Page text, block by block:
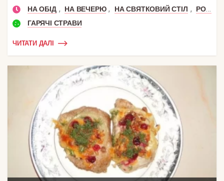
НА ОБІД , НА ВЕЧЕРЮ , НА СВЯТКОВИЙ СТІЛ ,
РОМАНТИЧНА ВЕЧЕРЯ
ГАРЯЧІ СТРАВИ
ЧИТАТИ ДАЛІ